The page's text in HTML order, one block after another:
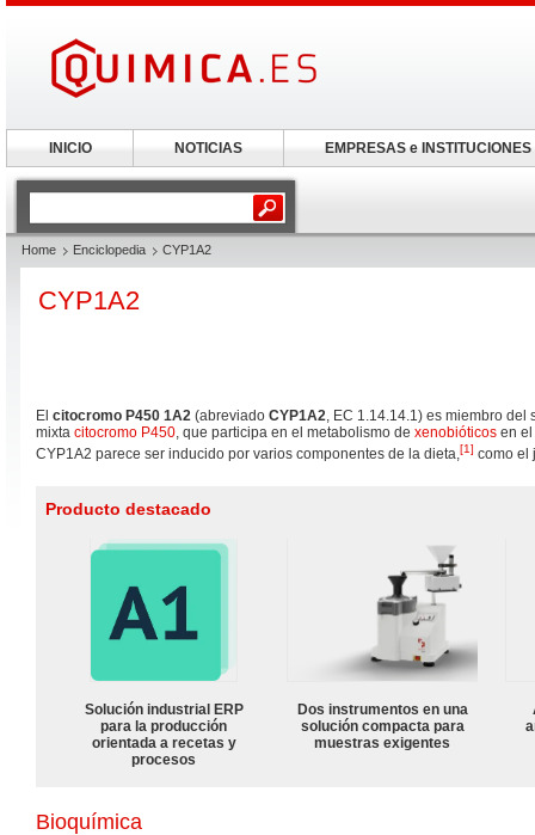
Home Enciclopedia CYP1A2
CYP1A2
El citocromo P450 1A2 (abreviado CYP1A2, EC 1.14.14.1) es miembro del
mixta citocromo P450, que participa en el metabolismo de xenobióticos en
CYP1A2 parece ser inducido por varios componentes de la dieta,[1] como el
Producto destacado
Solución industrial ERP
para la producción
orientada a recetas y
procesos
Dos instrumentos en una
solución compacta para
muestras exigentes
Bioquímica
INICIO NOTICIAS EMPRESAS e INSTITUCIONES